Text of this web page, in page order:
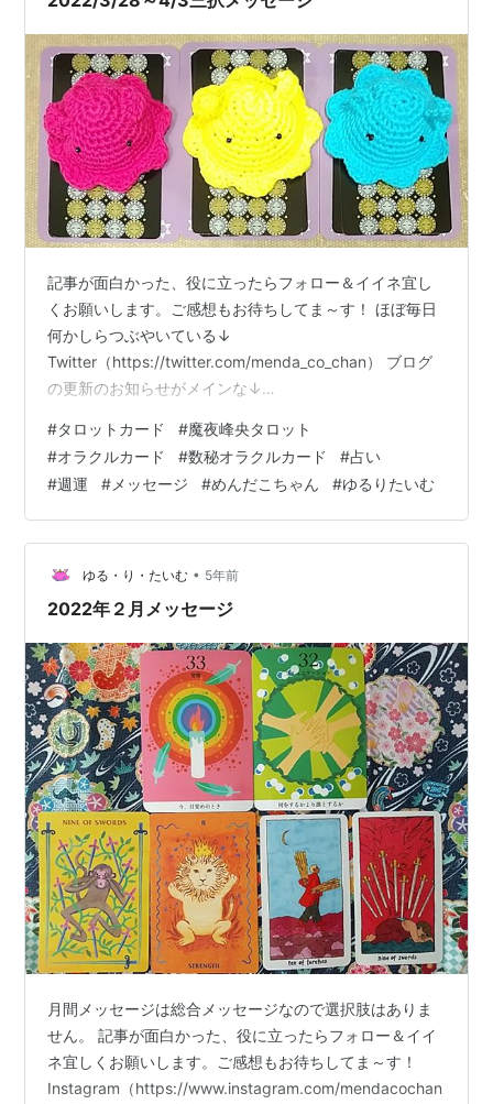
記事が面白かった、役に立ったらフォロー＆イイネ宜し
くお願いします。ご感想もお待ちしてま～す！ ほぼ毎日
何かしらつぶやいている↓
Twitter（https://twitter.com/menda_co_chan） ブログ
の更新のお知らせがメインな↓
/） 使ったカード（👇カード名をクリックでカードの紹介
ページに飛べます） 魔夜峰央タロット 数秘オラクルカー
ド 左からピンク、黄色、青めんだこーずです 記事：
2022年３月メッセージ 記事：2022年４月メッセージ こ
ちらも合わせて参考にどうぞ
#タロットカード #魔夜峰央タロット
#オラクルカード #数秘オラクルカード #占い
#週運 # メッセージ #めんだこちゃん #ゆるりたいむ
ゆる・り・たいむ • 5年前
2022年２月メッセージ
月間メッセージは総合メッセージなので選択肢はありま
せん。 記事が面白かった、役に立ったらフォロー＆イイ
ネ宜しくお願いします。ご感想もお待ちしてま～す！
Instagram（https://www.instagram.com/mendacochan